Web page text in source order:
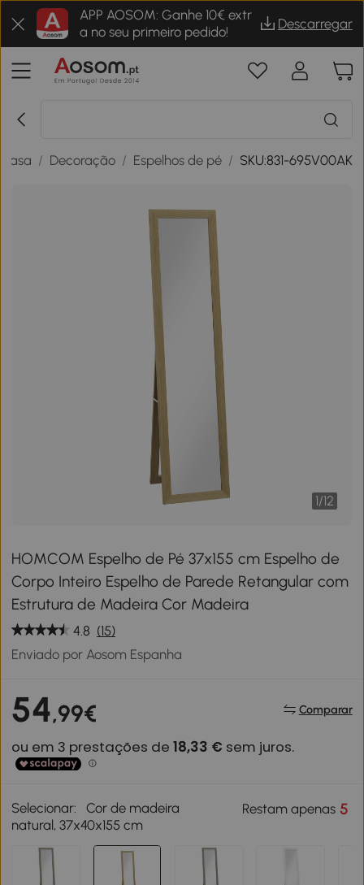
APP AOSOM: Ganhe 10€ extr
a no seu primeiro pedido!
Descarregar
Casa / Decoração / Espelhos de pé / SKU:831-695V00AK
1/12
HOMCOM Espelho de Pé 37x155 cm Espelho de
Corpo Inteiro Espelho de Parede Retangular com
Estrutura de Madeira Cor Madeira
4.8 (15)
Enviado por Aosom Espanha
54,99€ Comparar
Selecionar:
Cor de madeira
natural, 37x40x155 cm
Restam apenas5